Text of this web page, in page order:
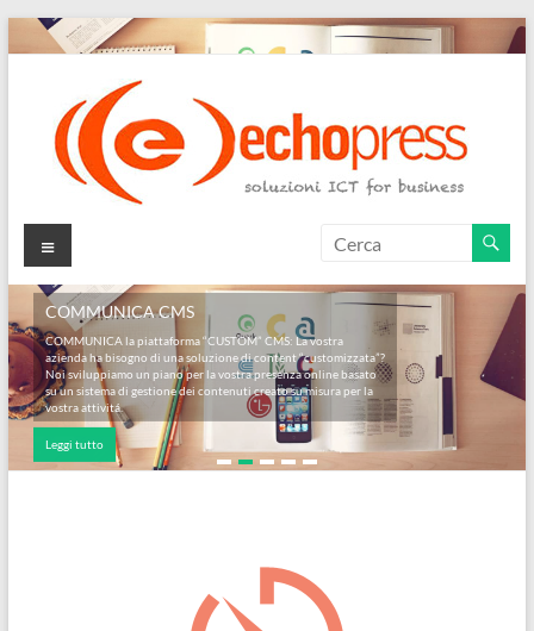
Salta
al
Echopress
s.r.l.
–
soluzioni
ICT
for
Menu
COMMUNICA CMS
COMMUNICA la piattaforma “CUSTOM” CMS: La vostra
azienda ha bisogno di una soluzione di content “customizzata”?
Noi sviluppiamo un piano per la vostra presenza online basato
su un sistema di gestione dei contenuti creato su misura per la
vostra attivitá.
Leggi tutto